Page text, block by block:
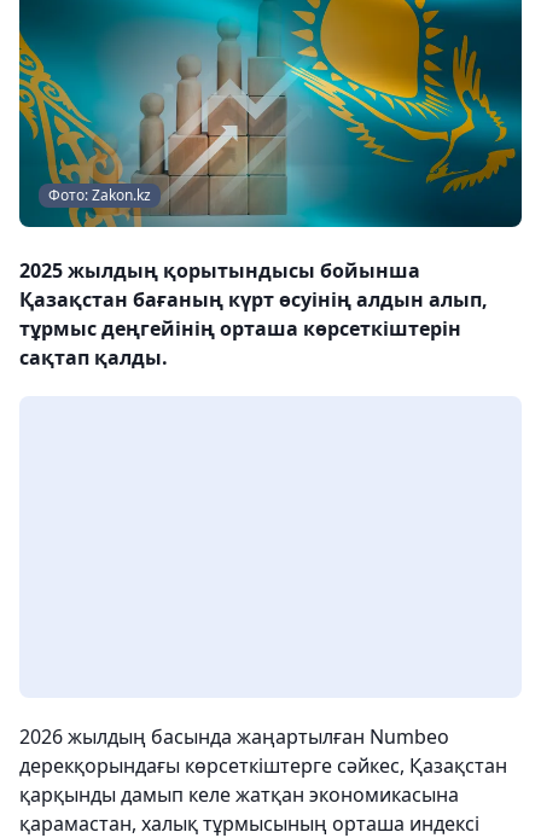
Фото: Zakon.kz
2025 жылдың қорытындысы бойынша
Қазақстан бағаның күрт өсуінің алдын алып,
тұрмыс деңгейінің орташа көрсеткіштерін
сақтап қалды.
2026 жылдың басында жаңартылған Numbeo
дерекқорындағы көрсеткіштерге сәйкес, Қазақстан
қарқынды дамып келе жатқан экономикасына
қарамастан, халық тұрмысының орташа индексі